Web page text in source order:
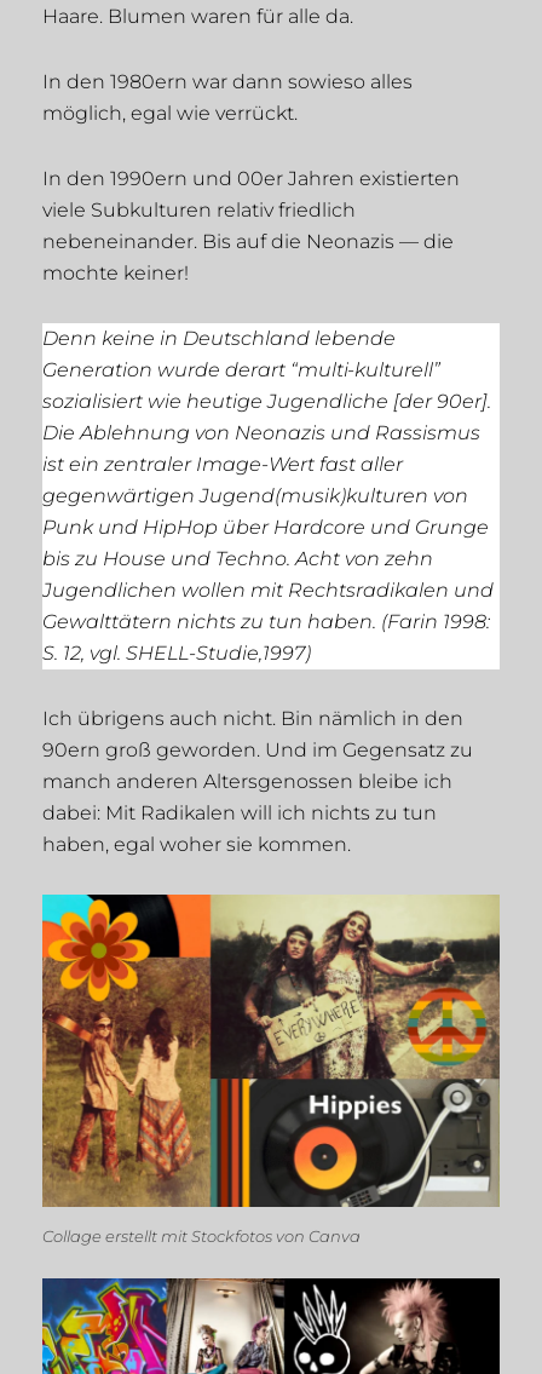
Haare. Blumen waren für alle da.
In den 1980ern war dann sowieso alles
möglich, egal wie verrückt.
In den 1990ern und 00er Jahren existierten
viele Subkulturen relativ friedlich
nebeneinander. Bis auf die Neonazis — die
mochte keiner!
Denn keine in Deutschland lebende
Generation wurde derart “multi-kulturell”
sozialisiert wie heutige Jugendliche [der 90er].
Die Ablehnung von Neonazis und Rassismus
ist ein zentraler Image-Wert fast aller
gegenwärtigen Jugend(musik)kulturen von
Punk und HipHop über Hardcore und Grunge
bis zu House und Techno. Acht von zehn
Jugendlichen wollen mit Rechtsradikalen und
Gewalttätern nichts zu tun haben. (Farin 1998:
S. 12, vgl. SHELL-Studie,1997)
Ich übrigens auch nicht. Bin nämlich in den
90ern groß geworden. Und im Gegensatz zu
manch anderen Altersgenossen bleibe ich
dabei: Mit Radikalen will ich nichts zu tun
haben, egal woher sie kommen.
Collage erstellt mit Stockfotos von Canva